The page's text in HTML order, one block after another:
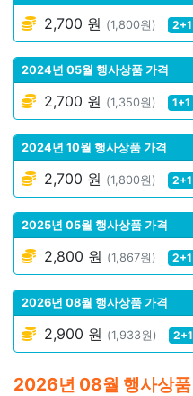
2,700 원 (1,800원) 2+1
2024년 05월 행사상품 가격
2,700 원 (1,350원) 1+1
2024년 10월 행사상품 가격
2,700 원 (1,800원) 2+1
2025년 05월 행사상품 가격
2,800 원 (1,867원) 2+1
2026년 08월 행사상품 가격
2,900 원 (1,933원) 2+1
2026년 08월 행사상품